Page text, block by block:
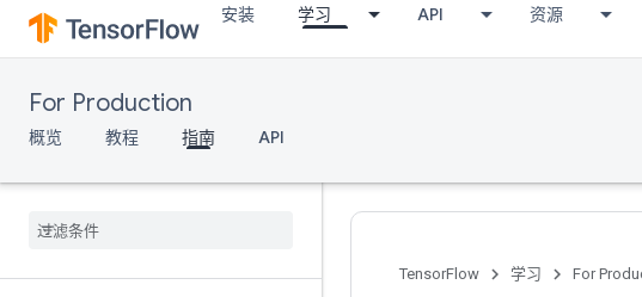
安装 学习 API 资源
For Production
概览 教程 指南 API
TensorFlow 学习 For